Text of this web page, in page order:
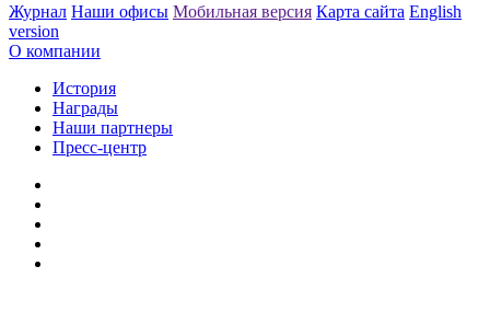
Журнал Наши офисы Мобильная версия Карта сайта English
version
О компании
История
Награды
Наши партнеры
Пресс-центр